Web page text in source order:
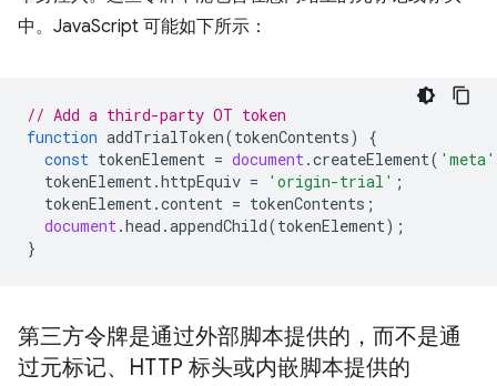
中。JavaScript 可能如下所示：
// Add a third-party OT token
function addTrialToken(tokenContents)
{
const tokenElement = document.createElement( 'meta'
tokenElement.httpEquiv = 'origin-trial' ;
tokenElement.content = tokenContents ;
document.head .appendChild(tokenElement);
}
第三方令牌是通过外部脚本提供的，而不是通
过元标记、HTTP 标头或内嵌脚本提供的